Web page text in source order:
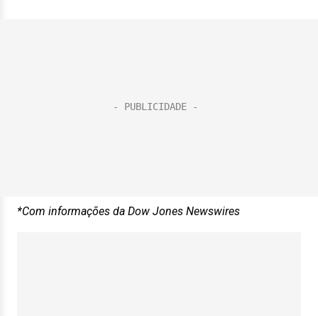
*Com informações da Dow Jones Newswires